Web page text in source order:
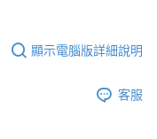
顯示電腦版詳細說明
客服